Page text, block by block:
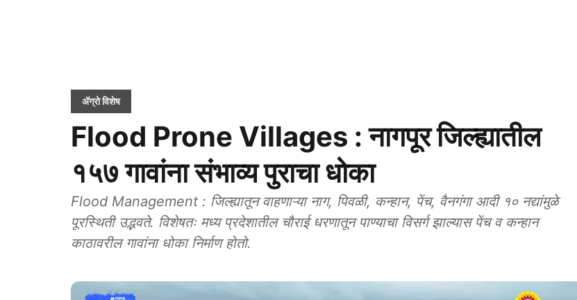
ॲग्रो विशेष
Flood Prone Villages : नागपूर जिल्ह्यातील
१५७ गावांना संभाव्य पुराचा धोका
Flood Management : जिल्ह्यातून वाहणाऱ्या नाग, पिवळी, कन्हान, पेंच, वैनगंगा आदी १० नद्यांमुळे
पूरस्थिती उद्भवते. विशेषतः मध्य प्रदेशातील चौराई धरणातून पाण्याचा विसर्ग झाल्यास पेंच व कन्हान
काठावरील गावांना धोका निर्माण होतो.